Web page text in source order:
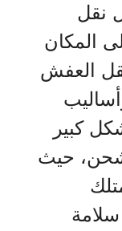
نقل
المكان
العفش
كبير
حيث